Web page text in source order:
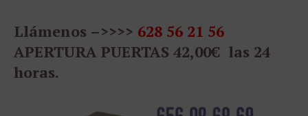
Llámenos –>>>> 628 56 21 56
APERTURA PUERTAS 42,00€ las 24
horas.